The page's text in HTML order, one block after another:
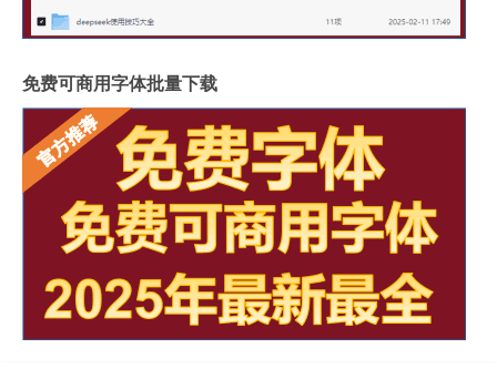
免费可商用字体批量下载